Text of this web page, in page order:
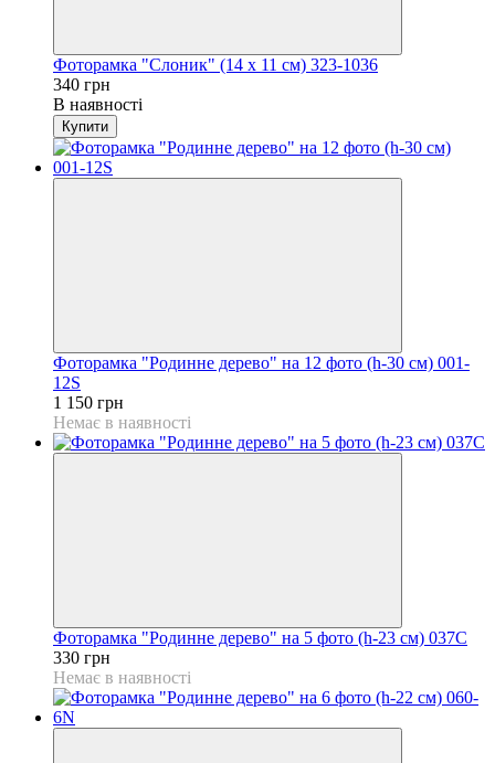
Фоторамка "Слоник" (14 x 11 см) 323-1036
340 грн
В наявності
Купити
Фоторамка "Родинне дерево" на 12 фото (h-30 см) 001-
12S
1 150 грн
Немає в наявності
Фоторамка "Родинне дерево" на 5 фото (h-23 см) 037C
330 грн
Немає в наявності